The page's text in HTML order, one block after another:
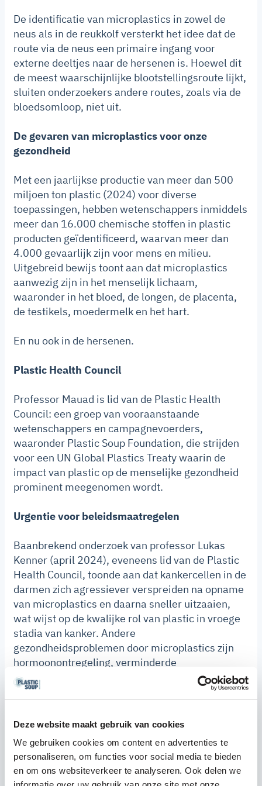
Deze website maakt gebruik van cookies
We gebruiken cookies om content en advertenties te
personaliseren, om functies voor social media te bieden
en om ons websiteverkeer te analyseren. Ook delen we
De identificatie van microplastics in zowel de
neus als in de reukkolf versterkt het idee dat de
route via de neus een primaire ingang voor
externe deeltjes naar de hersenen is. Hoewel dit
de meest waarschijnlijke blootstellingsroute lijkt,
sluiten onderzoekers andere routes, zoals via de
bloedsomloop, niet uit.
De gevaren van microplastics voor onze
gezondheid
Met een jaarlijkse productie van meer dan 500
miljoen ton plastic (2024) voor diverse
toepassingen, hebben wetenschappers inmiddels
meer dan 16.000 chemische stoffen in plastic
producten geïdentificeerd, waarvan meer dan
4.000 gevaarlijk zijn voor mens en milieu.
Uitgebreid bewijs toont aan dat microplastics
aanwezig zijn in het menselijk lichaam,
waaronder in het bloed, de longen, de placenta,
de testikels, moedermelk en het hart.
En nu ook in de hersenen.
Plastic Health Council
Professor Mauad is lid van de Plastic Health
Council: een groep van vooraanstaande
wetenschappers en campagnevoerders,
waaronder Plastic Soup Foundation, die strijden
voor een UN Global Plastics Treaty waarin de
impact van plastic op de menselijke gezondheid
prominent meegenomen wordt.
Urgentie voor beleidsmaatregelen
Baanbrekend onderzoek van professor Lukas
Kenner (april 2024), eveneens lid van de Plastic
Health Council, toonde aan dat kankercellen in de
darmen zich agressiever verspreiden na opname
van microplastics en daarna sneller uitzaaien,
wat wijst op de kwalijke rol van plastic in vroege
stadia van kanker. Andere
gezondheidsproblemen door microplastics zijn
hormoonontregeling, verminderde
vruchtbaarheid en hartziekten.
onderhandelingsronde plaats over een
wereldwijd plasticverdrag van de VN.
Wetenschappers en campagnevoerders uiten hun